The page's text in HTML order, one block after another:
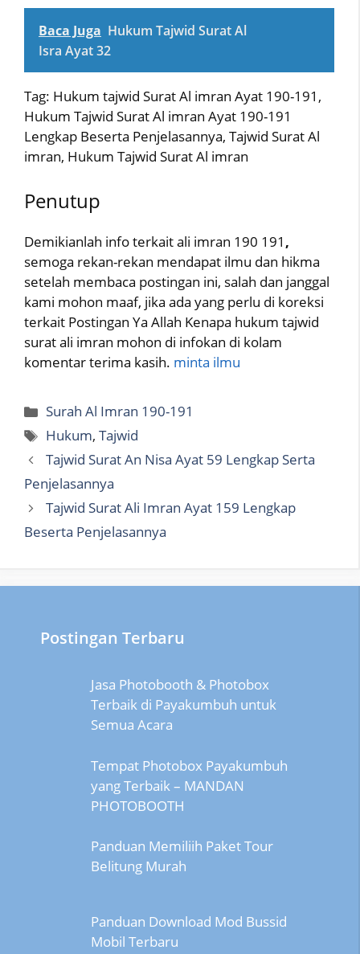
Baca Juga Hukum Tajwid Surat Al
Isra Ayat 32
Tag: Hukum tajwid Surat Al imran Ayat 190-191,
Hukum Tajwid Surat Al imran Ayat 190-191
Lengkap Beserta Penjelasannya, Tajwid Surat Al
imran, Hukum Tajwid Surat Al imran
Penutup
Demikianlah info terkait ali imran 190 191 ,
semoga rekan-rekan mendapat ilmu dan hikma
setelah membaca postingan ini, salah dan janggal
kami mohon maaf, jika ada yang perlu di koreksi
terkait Postingan Ya Allah Kenapa hukum tajwid
surat ali imran mohon di infokan di kolam
komentar terima kasih. minta ilmu
Categories
Surah Al Imran 190-191
Tags
Hukum,Tajwid
Tajwid Surat An Nisa Ayat 59 Lengkap Serta
Penjelasannya
Tajwid Surat Ali Imran Ayat 159 Lengkap
Beserta Penjelasannya
Postingan Terbaru
Jasa Photobooth & Photobox
Terbaik di Payakumbuh untuk
Semua Acara
Tempat Photobox Payakumbuh
yang Terbaik – MANDAN
PHOTOBOOTH
Panduan Memiliih Paket Tour
Belitung Murah
Panduan Download Mod Bussid
Mobil Terbaru